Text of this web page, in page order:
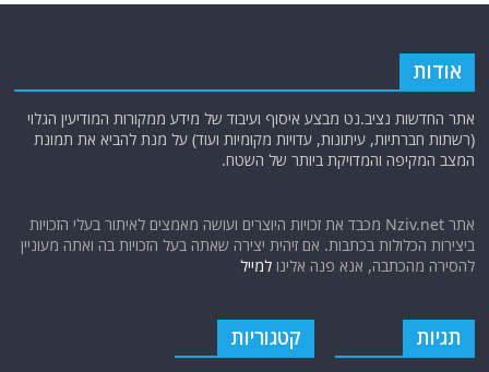
אודות
אתר החדשות נציב.נט מבצע איסוף ועיבוד של מידע ממקורות המודיעין הגלוי
(רשתות חברתיות, עיתונות, עדויות מקומיות ועוד) על מנת להביא את תמונת
המצב המקיפה והמדויקת ביותר של השטח.
אתר Nziv.net מכבד את זכויות היוצרים ועושה מאמצים לאיתור בעלי הזכויות
ביצירות הכלולות בכתבות. אם זיהית יצירה שאתה בעל הזכויות בה ואתה מעוניין
להסירה מהכתבה, אנא פנה אלינולמייל
תגיות קטגוריות